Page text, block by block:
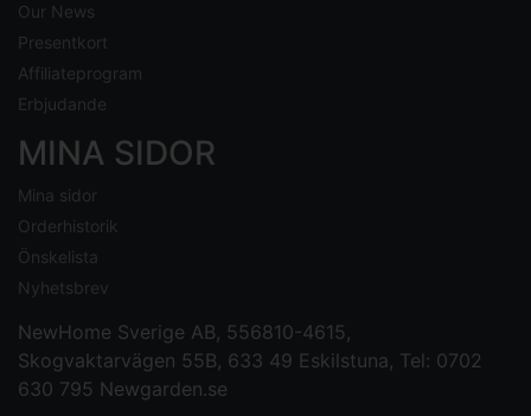
Our News
Presentkort
Affiliateprogram
Erbjudande
MINA SIDOR
Mina sidor
Orderhistorik
Önskelista
Nyhetsbrev
NewHome Sverige AB, 556810-4615,
Skogvaktarvägen 55B, 633 49 Eskilstuna, Tel: 0702
630 795 Newgarden.se